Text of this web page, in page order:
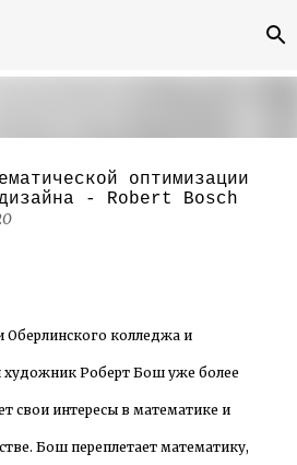
канадского
Николса (Calvin
оптимизации
- Robert Bosch
Оберлинского колледжа и
Роберт Бош уже более
свои интересы в математике и
Бош переплетает математику,